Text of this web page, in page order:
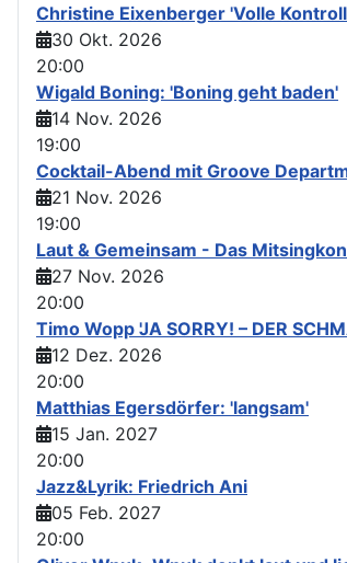
Christine Eixenberger 'Volle
30 Okt. 2026
20:00
Wigald Boning: 'Boning geht baden'
14 Nov. 2026
19:00
Cocktail-Abend mit Groove
21 Nov. 2026
19:00
Laut & Gemeinsam - Das
27 Nov. 2026
20:00
Timo Wopp 'JA SORRY! – DER
12 Dez. 2026
20:00
Matthias Egersdörfer: 'langsam'
15 Jan. 2027
20:00
Jazz&Lyrik: Friedrich Ani
05 Feb. 2027
20:00